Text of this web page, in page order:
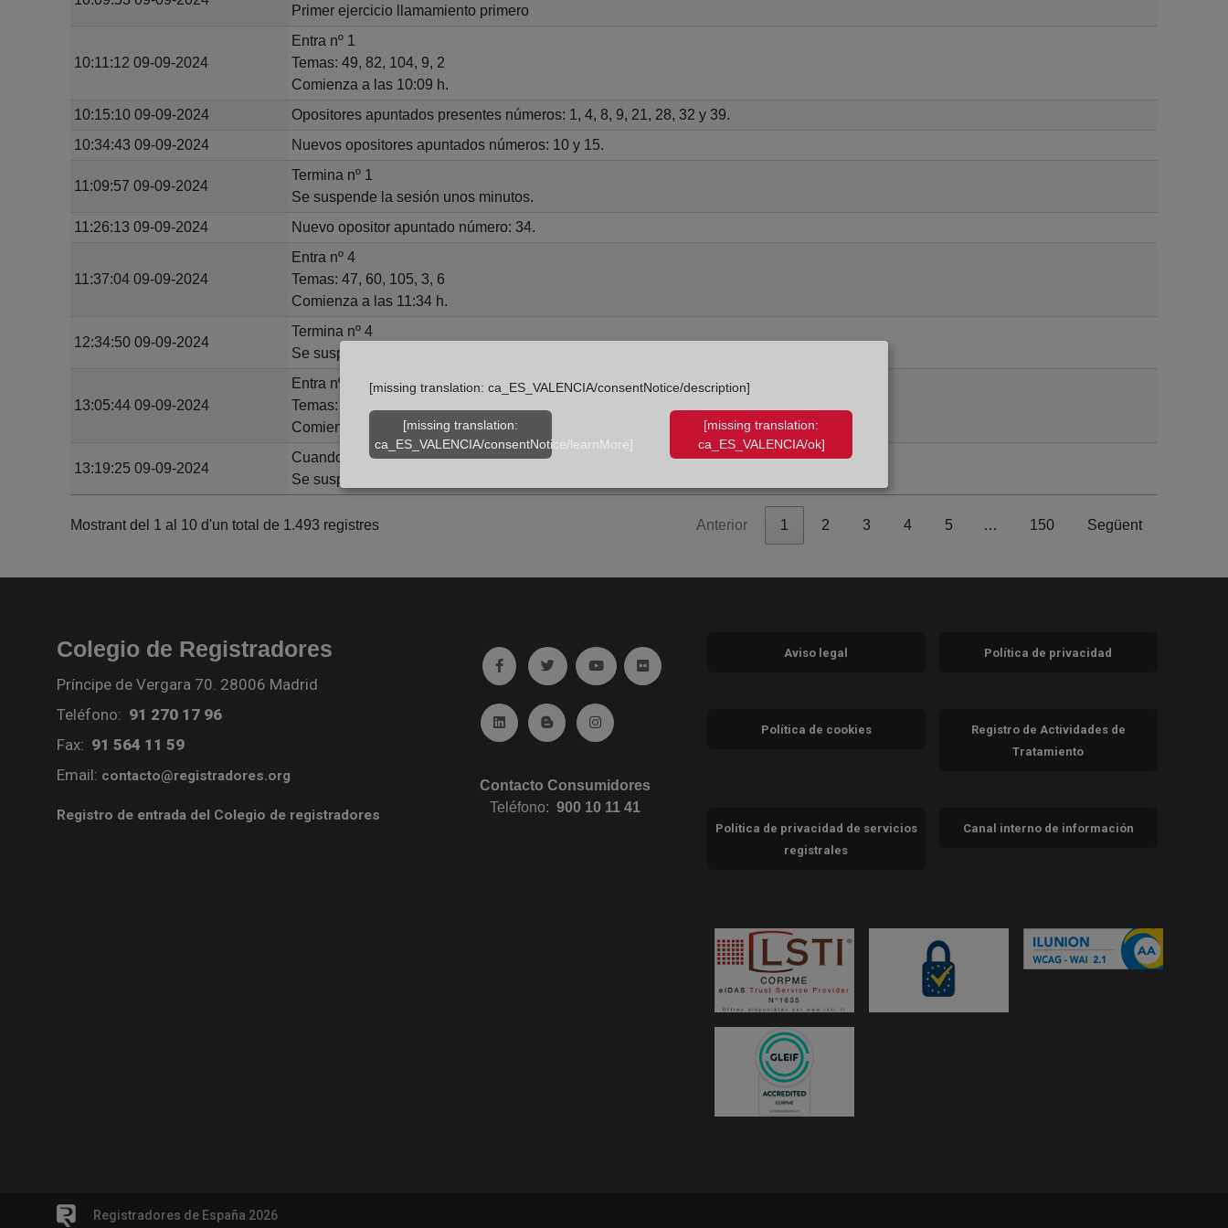
Primer ejercicio llamamiento primero
10:11:12 09-09-2024
Entra nº 1
Temas: 49, 82, 104, 9, 2
Comienza a las 10:09 h.
10:15:10 09-09-2024
Opositores apuntados presentes números: 1, 4, 8, 9, 21, 28, 32 y 39.
10:34:43 09-09-2024
Nuevos opositores apuntados números: 10 y 15.
11:09:57 09-09-2024
Termina nº 1
Se suspende la sesión unos minutos.
11:26:13 09-09-2024
Nuevo opositor apuntado número: 34.
11:37:04 09-09-2024
Entra nº 4
Temas: 47, 60, 105, 3, 6
Comienza a las 11:34 h.
12:34:50 09-09-2024
Termina nº 4
Se suspende la sesión unos minutos.
13:05:44 09-09-2024
Entra nº 8
Temas: 19, 59, 90, 34, 35
Comienza a las 13:01 h.
13:19:25 09-09-2024
Cuando termine su ejercicio nº 8
Se suspenderá la sesión hasta las 15:15 horas.
Mostrant del 1 al 10 d'un total de 1.493 registres Anterior 1 2 3 4 5 … 150 Següent
Colegio de Registradores
Príncipe de Vergara 70. 28006 Madrid
Teléfono: 91 270 17 96
Fax: 91 564 11 59
Email: contacto@registradores.org
Registro de entrada del Colegio de registradores
Ir a facebook (abre en ventana nueva)
Ir a twitter (abre en ventana nueva)
Ir a YouTube (abre en ventana nueva)
Ir a Flickr (abre en ventana nueva)
Ir a Linkedin (abre en ventana nueva)
Ir al Blog (abre en ventana nueva)
Ir a Instagram (abre en ventana nueva)
Contacto Consumidores
Teléfono:900 10 11 41
Aviso legal Política de privacidad
Política de cookies
Registro de Actividades de
Tratamiento
Política de privacidad de servicios
registrales
Canal interno de información
Registradores de España 2026
[missing translation: ca_ES_VALENCIA/consentNotice/description]
[missing translation:
ca_ES_VALENCIA/consentNotice/learnMore]
[missing translation:
ca_ES_VALENCIA/ok]